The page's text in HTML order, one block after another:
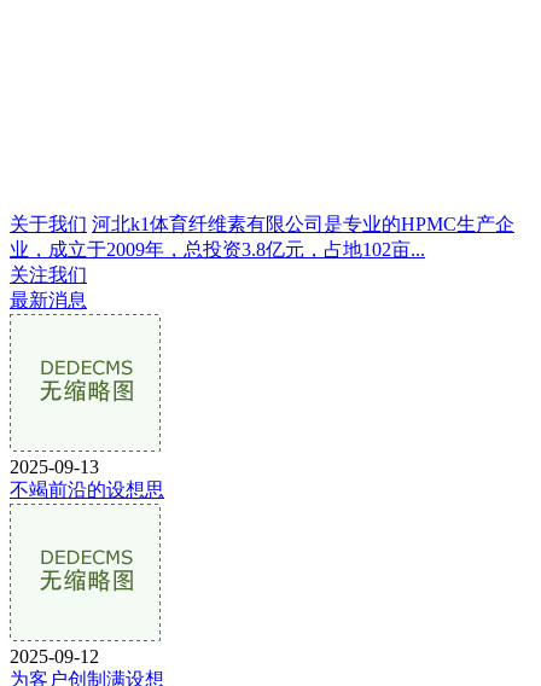
关于我们 河北k1体育纤维素有限公司是专业的HPMC生产企
业，成立于2009年，总投资3.8亿元，占地102亩...
关注我们
最新消息
2025-09-13
不竭前沿的设想思
2025-09-12
为客户创制满设想